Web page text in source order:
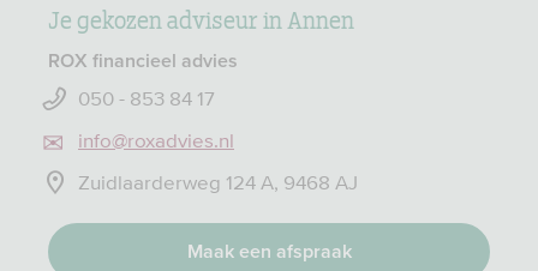
Je gekozen adviseur in Annen
ROX financieel advies
050 - 853 84 17
info@roxadvies.nl
Zuidlaarderweg 124 A, 9468 AJ
Maak een afspraak